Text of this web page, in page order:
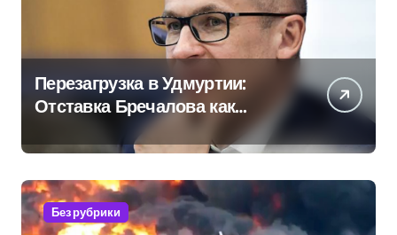
Перезагрузка в Удмуртии:
Отставка Бречалова как
результат управленческих
провалов и уязвимости
региона
Без рубрики